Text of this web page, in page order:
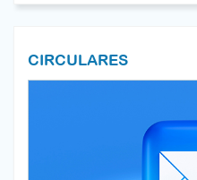
CIRCULARES